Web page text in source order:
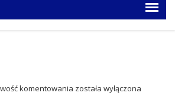
komentowania Pierwsza
została wyłączona